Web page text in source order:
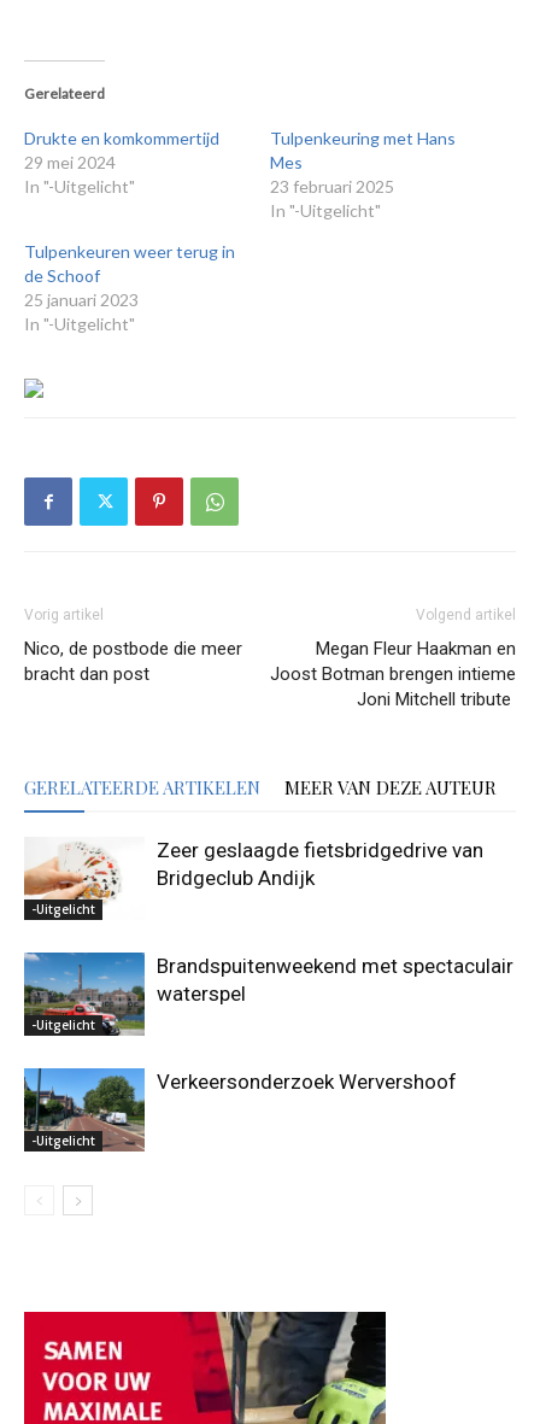
Gerelateerd
Drukte en komkommertijd
29 mei 2024
In "-Uitgelicht"
Tulpenkeuring met Hans
Mes
23 februari 2025
In "-Uitgelicht"
Tulpenkeuren weer terug in
de Schoof
25 januari 2023
In "-Uitgelicht"
Vorig artikel
Nico, de postbode die meer
bracht dan post
Volgend artikel
Megan Fleur Haakman en
Joost Botman brengen intieme
Joni Mitchell tribute
GERELATEERDE ARTIKELEN MEER VAN DEZE AUTEUR
-Uitgelicht
Zeer geslaagde fietsbridgedrive van
Bridgeclub Andijk
-Uitgelicht
Brandspuitenweekend met spectaculair
waterspel
-Uitgelicht
Verkeersonderzoek Wervershoof